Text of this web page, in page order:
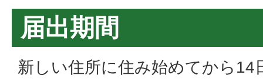
届出期間
新しい住所に住み始めてから14